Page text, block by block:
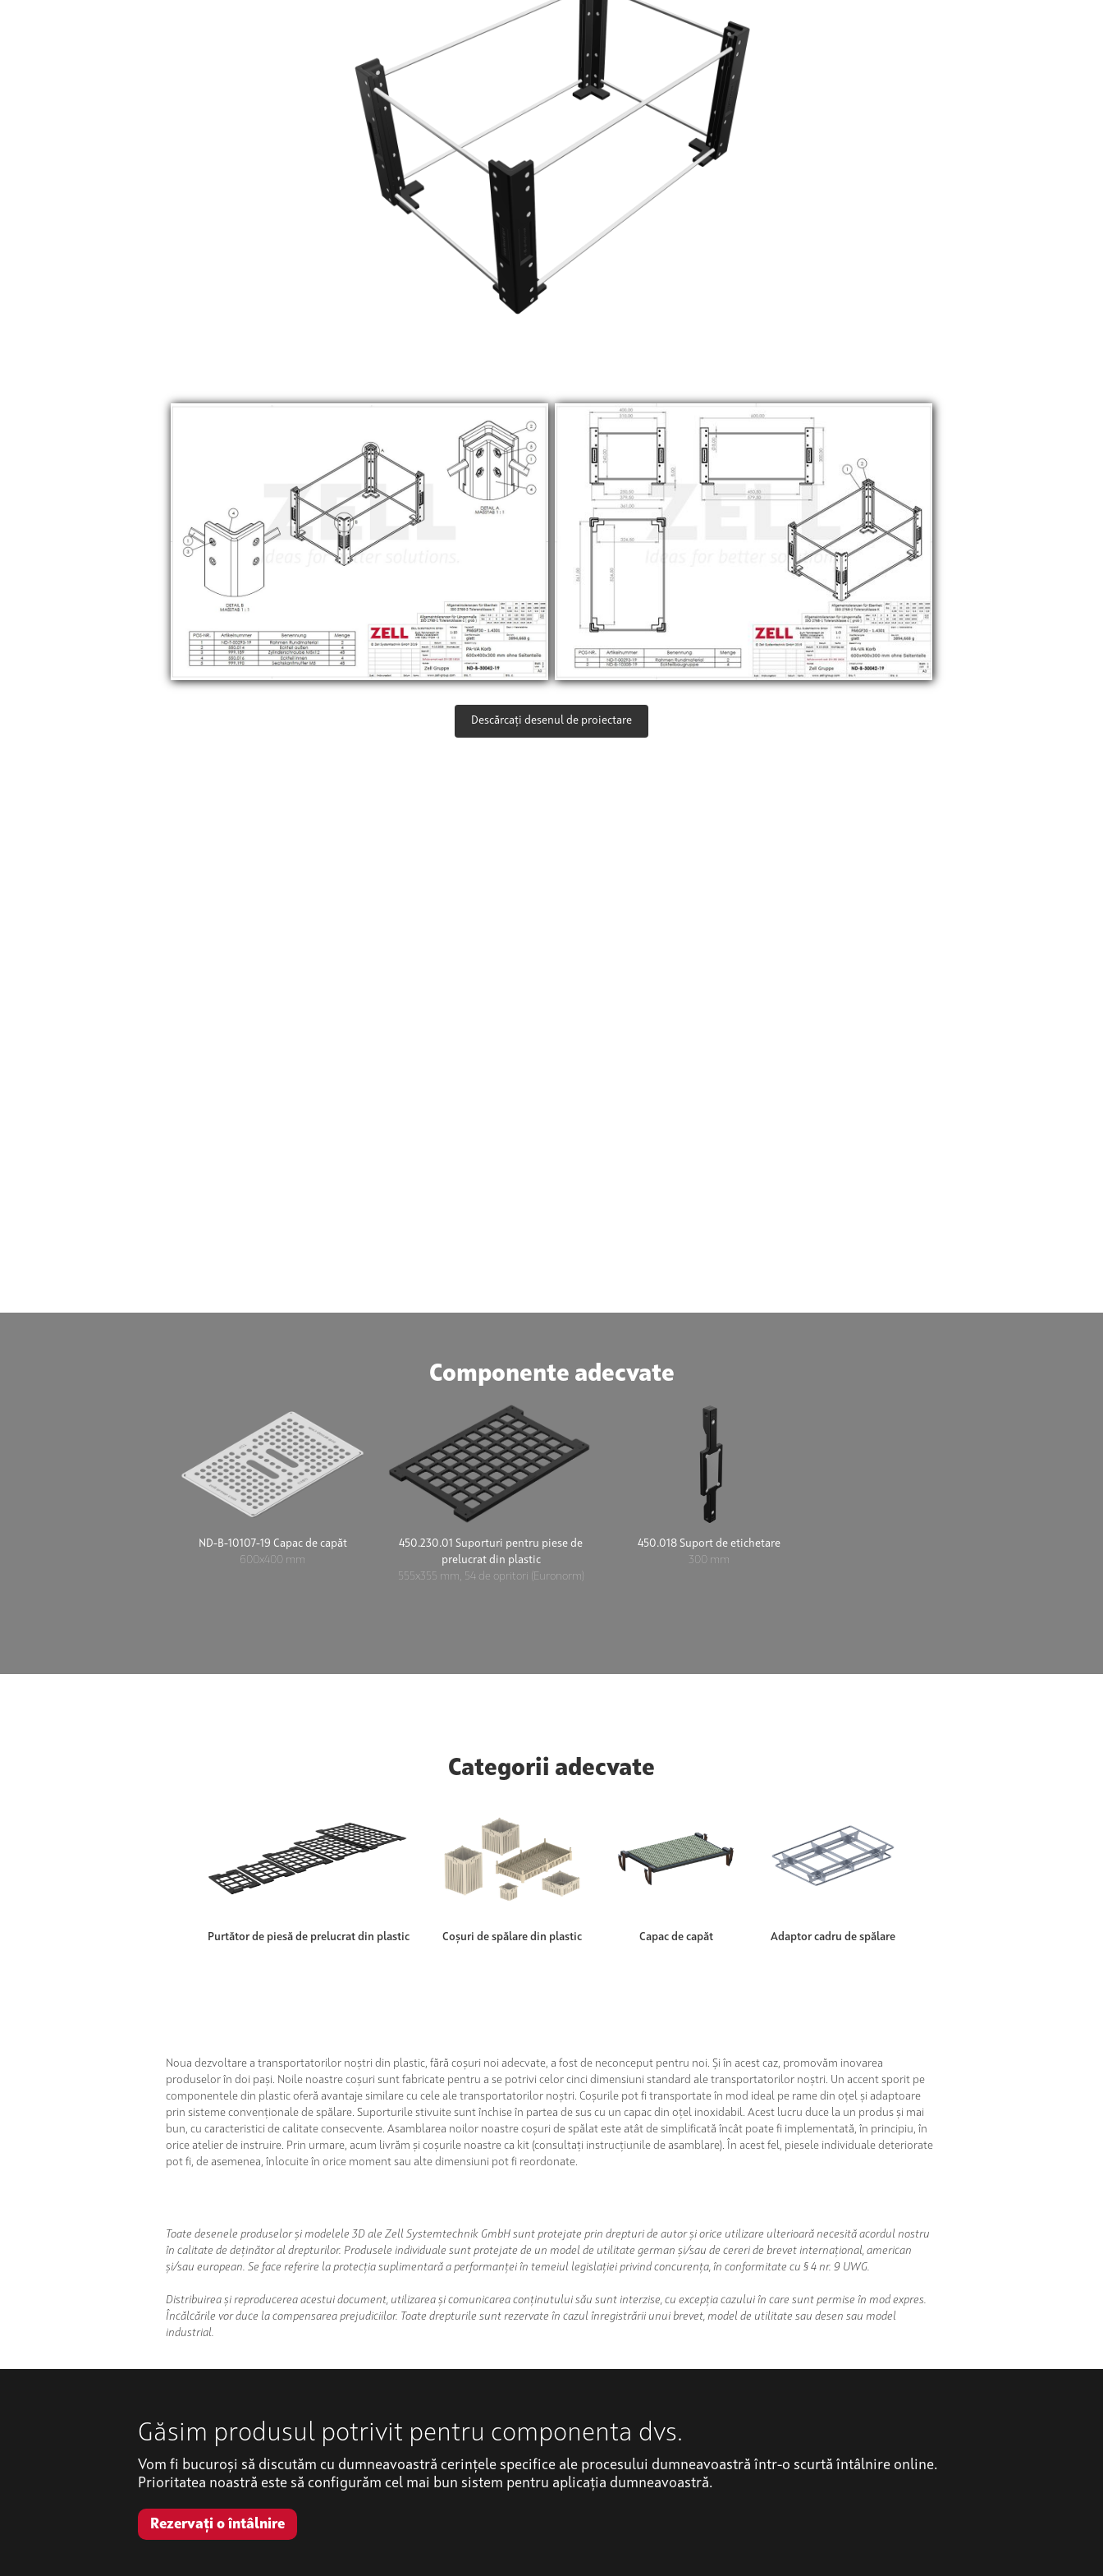
Descărcați desenul de proiectare
Componente adecvate
ND-B-10107-19 Capac de capăt
600x400 mm
450.230.01 Suporturi pentru piese de
prelucrat din plastic
555x355 mm, 54 de opritori (Euronorm)
450.018 Suport de etichetare
300 mm
Categorii adecvate
Purtător de piesă de prelucrat din plastic Coșuri de spălare din plastic Capac de capăt Adaptor cadru de spălare
Noua dezvoltare a transportatorilor noștri din plastic, fără coșuri noi adecvate, a fost de neconceput pentru noi. Și în acest caz, promovăm inovarea
produselor în doi pași. Noile noastre coșuri sunt fabricate pentru a se potrivi celor cinci dimensiuni standard ale transportatorilor noștri. Un accent sporit pe
componentele din plastic oferă avantaje similare cu cele ale transportatorilor noștri. Coșurile pot fi transportate în mod ideal pe rame din oțel și adaptoare
prin sisteme convenționale de spălare. Suporturile stivuite sunt închise în partea de sus cu un capac din oțel inoxidabil. Acest lucru duce la un produs și mai
bun, cu caracteristici de calitate consecvente. Asamblarea noilor noastre coșuri de spălat este atât de simplificată încât poate fi implementată, în principiu, în
orice atelier de instruire. Prin urmare, acum livrăm și coșurile noastre ca kit (consultați instrucțiunile de asamblare). În acest fel, piesele individuale deteriorate
pot fi, de asemenea, înlocuite în orice moment sau alte dimensiuni pot fi reordonate.
Toate desenele produselor și modelele 3D ale Zell Systemtechnik GmbH sunt protejate prin drepturi de autor și orice utilizare ulterioară necesită acordul nostru
în calitate de deținător al drepturilor. Produsele individuale sunt protejate de un model de utilitate german și/sau de cereri de brevet internațional, american
și/sau european. Se face referire la protecția suplimentară a performanței în temeiul legislației privind concurența, în conformitate cu § 4 nr. 9 UWG.
Distribuirea și reproducerea acestui document, utilizarea și comunicarea conținutului său sunt interzise, cu excepția cazului în care sunt permise în mod expres.
Încălcările vor duce la compensarea prejudiciilor. Toate drepturile sunt rezervate în cazul înregistrării unui brevet, model de utilitate sau desen sau model
industrial.
Găsim produsul potrivit pentru componenta dvs.
Vom fi bucuroși să discutăm cu dumneavoastră cerințele specifice ale procesului dumneavoastră într-o scurtă întâlnire online.
Prioritatea noastră este să configurăm cel mai bun sistem pentru aplicația dumneavoastră.
Rezervați o întâlnire